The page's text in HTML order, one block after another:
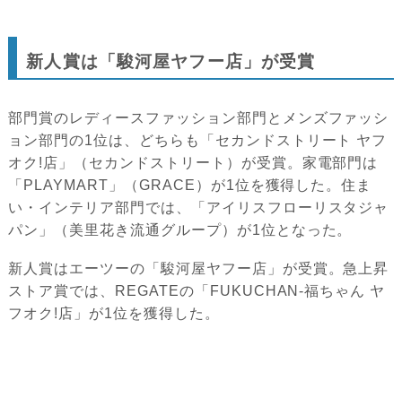
新人賞は「駿河屋ヤフー店」が受賞
部門賞のレディースファッション部門とメンズファッシ
ョン部門の1位は、どちらも「セカンドストリート ヤフ
オク!店」（セカンドストリート）が受賞。家電部門は
「PLAYMART」（GRACE）が1位を獲得した。住ま
い・インテリア部門では、「アイリスフローリスタジャ
パン」（美里花き流通グループ）が1位となった。
新人賞はエーツーの「駿河屋ヤフー店」が受賞。急上昇
ストア賞では、REGATEの「FUKUCHAN-福ちゃん ヤ
フオク!店」が1位を獲得した。